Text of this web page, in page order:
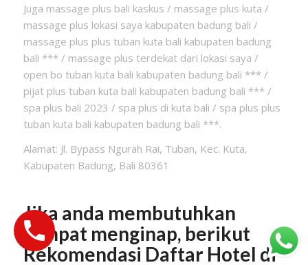
Juga massage plus bali kaskus / massage plus kuta /
massage plus lokasi saya kabupaten badung bali /
massage plus plus tuban kuta bali kabupaten badung
bali *** / massage plus terdekat dari lokasi saya /
open bo tuban kuta bali kabupaten badung bali *** /
pijat plus tuban kuta bali kabupaten badung bali *** /
spa plus bali 2023 / spa plus di kuta bali / spa plus plus
tuban kuta bali kabupaten badung bali ***.
Alamat: Jl. Bypass Ngurah Rai, Tuban, Kec. Kuta,
Kabupaten Badung, Bali 80361
Jika anda membutuhkan
tempat menginap, berikut
Rekomendasi Daftar Hotel di